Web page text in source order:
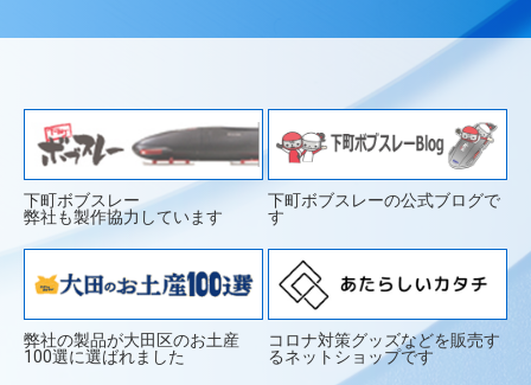
下町ボブスレー
弊社も製作協力しています
下町ボブスレーの公式ブログで
す
弊社の製品が大田区のお土産
100選に選ばれました
コロナ対策グッズなどを販売す
るネットショップです